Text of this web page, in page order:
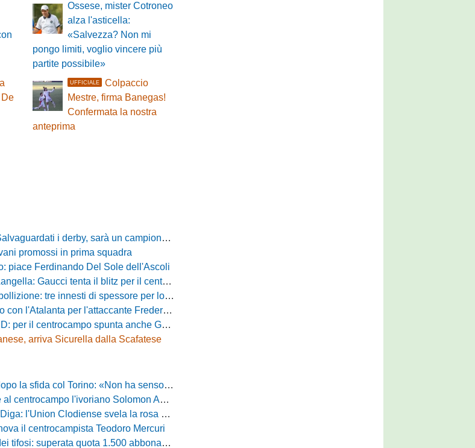
Ossese, mister Cotroneo
alza l'asticella:
«Salvezza? Non mi
pongo limiti, voglio vincere più
partite possibile»
UFFICIALE
Colpaccio
Mestre, firma Banegas!
Confermata la nostra
anteprima
i derby, sarà un campionato avvincente»
promossi in prima squadra
piace Ferdinando Del Sole dell'Ascoli
tenta il blitz per il centrocampista del Cosenza
innesti di spessore per lo scacchiere di Vinicio Espinal
per l'attaccante Frederick Samuel Ndongue
centrocampo spunta anche Gerardo Di Gilio
arriva Sicurella dalla Scafatese
Torino: «Non ha senso chiudersi e fare le barricate»
l'ivoriano Solomon Andrews Manu
Clodiense svela la rosa per la nuova annata
il centrocampista Teodoro Mercuri
superata quota 1.500 abbonamenti